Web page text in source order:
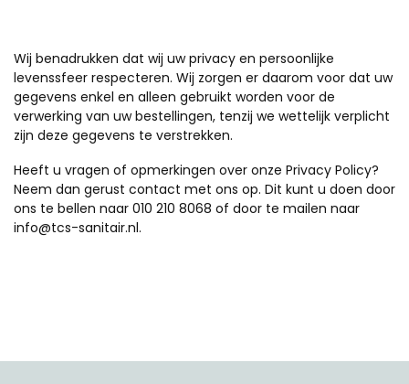
Wij benadrukken dat wij uw privacy en persoonlijke
levenssfeer respecteren. Wij zorgen er daarom voor dat uw
gegevens enkel en alleen gebruikt worden voor de
verwerking van uw bestellingen, tenzij we wettelijk verplicht
zijn deze gegevens te verstrekken.
Heeft u vragen of opmerkingen over onze Privacy Policy?
Neem dan gerust contact met ons op. Dit kunt u doen door
ons te bellen naar 010 210 8068 of door te mailen naar
info@tcs-sanitair.nl.